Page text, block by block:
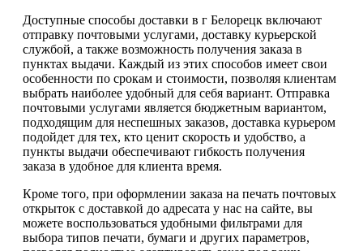
Доступные способы доставки в г Белорецк включают
отправку почтовыми услугами, доставку курьерской
службой, а также возможность получения заказа в
пунктах выдачи. Каждый из этих способов имеет свои
особенности по срокам и стоимости, позволяя клиентам
выбрать наиболее удобный для себя вариант. Отправка
почтовыми услугами является бюджетным вариантом,
подходящим для неспешных заказов, доставка курьером
подойдет для тех, кто ценит скорость и удобство, а
пункты выдачи обеспечивают гибкость получения
заказа в удобное для клиента время.
Кроме того, при оформлении заказа на печать почтовых
открыток с доставкой до адресата у нас на сайте, вы
можете воспользоваться удобными фильтрами для
выбора типов печати, бумаги и других параметров,